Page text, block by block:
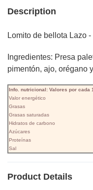
Description
Lomito de bellota Lazo
Ingredientes: Presa
pimentón, ajo, orégano y
Info. nutricional: Valores por cada
Valor energético
Grasas
Grasas saturadas
Hidratos de carbono
Azúcares
Proteínas
Sal
Product Details